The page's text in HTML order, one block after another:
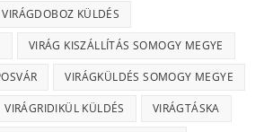
VIRÁGDOBOZ KÜLDÉS
VIRÁG KISZÁLLÍTÁS SOMOGY MEGYE
VIRÁGKÜLDÉS SOMOGY MEGYE
VIRÁGRIDIKÜL KÜLDÉS VIRÁGTÁSKA